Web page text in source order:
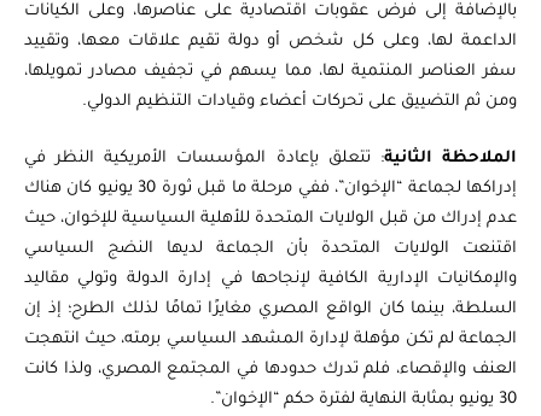
بالإضافة إلى فرض عقوبات اقتصادية على عناصرها، وعلى الكيانات
الداعمة لها، وعلى كل شخص أو دولة تقيم علاقات معها، وتقييد
سفر العناصر المنتمية لها، مما يسهم في تجفيف مصادر تمويلها،
ومن ثم التضييق على تحركات أعضاء وقيادات التنظيم الدولي.
الملاحظة الثانية: تتعلق بإعادة المؤسسات الأمريكية النظر في
إدراكها لجماعة “الإخوان”، ففي مرحلة ما قبل ثورة 30 يونيو كان هناك
عدم إدراك من قبل الولايات المتحدة للأهلية السياسية للإخوان، حيث
اقتنعت الولايات المتحدة بأن الجماعة لديها النضج السياسي
والإمكانيات الإدارية الكافية لإنجاحها في إدارة الدولة وتولي مقاليد
السلطة، بينما كان الواقع المصري مغايرًا تمامًا لذلك الطرح؛ إذ إن
الجماعة لم تكن مؤهلة لإدارة المشهد السياسي برمته، حيث انتهجت
العنف والإقصاء، فلم تدرك حدودها في المجتمع المصري، ولذا كانت
30 يونيو بمثابة النهاية لفترة حكم “الإخوان”.